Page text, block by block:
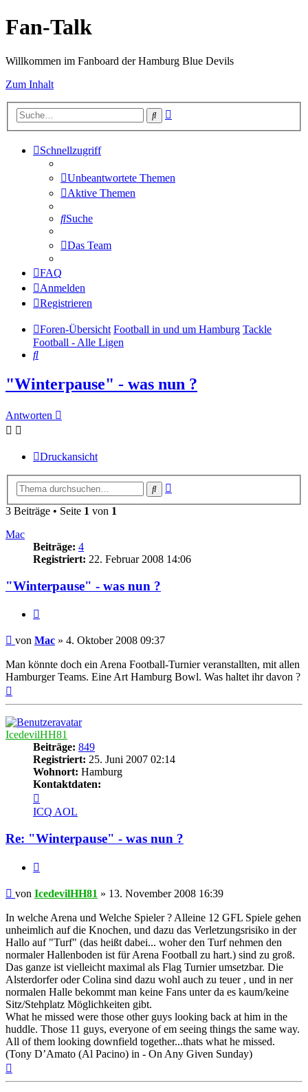
Fan-Talk
Willkommen im Fanboard der Hamburg Blue Devils
Zum Inhalt
Suche
Schnellzugriff
Unbeantwortete Themen
Aktive Themen
Suche
Das Team
FAQ
Anmelden
Registrieren
Foren-Übersicht Football in und um Hamburg Tackle
Football - Alle Ligen
Suche
"Winterpause" - was nun ?
Antworten
Druckansicht
Suche
3 Beiträge • Seite 1 von 1
Mac
Beiträge: 4
Registriert: 22. Februar 2008 14:06
"Winterpause" - was nun ?
Beitrag
von Mac » 4. Oktober 2008 09:37
Man könnte doch ein Arena Football-Turnier veranstallten, mit allen
Hamburger Teams. Eine Art Hamburg Bowl. Was haltet ihr davon ?
IcedevilHH81
Beiträge: 849
Registriert: 25. Juni 2007 02:14
Wohnort: Hamburg
Kontaktdaten:
von
IcedevilHH81
ICQ AOL
Re: "Winterpause" - was nun ?
Beitrag
von IcedevilHH81 » 13. November 2008 16:39
In welche Arena und Welche Spieler ? Alleine 12 GFL Spiele gehen
unheimlich auf die Knochen, und dazu das Verletzungsrisiko in der
Hallo auf "Turf" (das heißt dabei... woher den Turf nehmen den
normaler Hallenboden ist für Arena Football zu hart.) sind zu groß.
Das ganze ist vielleicht maximal als Flag Turnier umsetzbar. Die
Alsterdorfer oder Colina sind dazu wohl auch zu teuer , und in ner
normalen Halle bekommt man keine Fans unter da es kaum/keine
Sitz/Stehplatz Möglichkeiten gibt.
What he missed were those other guys looking back at him in the
huddle. Those 11 guys, everyone of em seeing things the same way.
All of them looking downfield together...thats what he missed.
(Tony D’Amato (Al Pacino) in - On Any Given Sunday)